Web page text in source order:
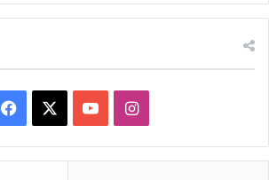
Facebook YouTubeInstagram